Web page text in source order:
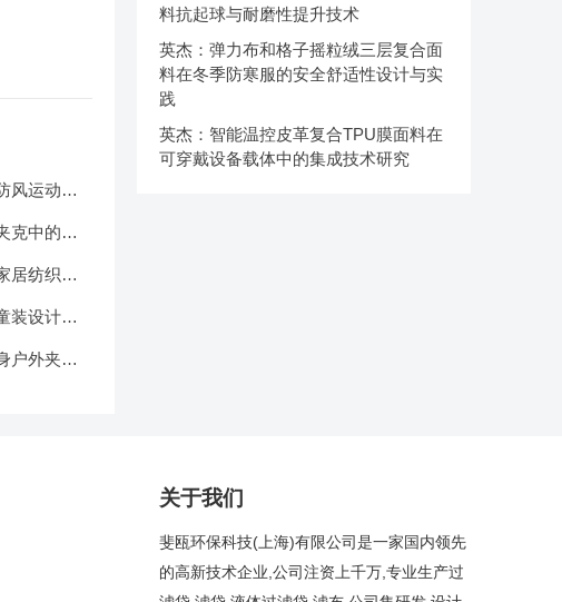
风运动服
克中的应
居纺织品
装设计中
户外夹克
料抗起球与耐磨性提升技术
英杰：弹力布和格子摇粒绒三层复合面
料在冬季防寒服的安全舒适性设计与实
践
英杰：智能温控皮革复合TPU膜面料在
可穿戴设备载体中的集成技术研究
关于我们
斐瓯环保科技(上海)有限公司是一家国内领先
的高新技术企业,公司注资上千万,专业生产过